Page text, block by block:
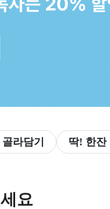
라담기 딱! 한잔
요